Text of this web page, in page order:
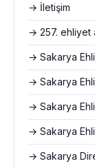
→ İletişim
→ 257. ehliyet
→ Sakarya
→ Sakarya
→ Sakarya
→ Sakarya
→ Sakarya